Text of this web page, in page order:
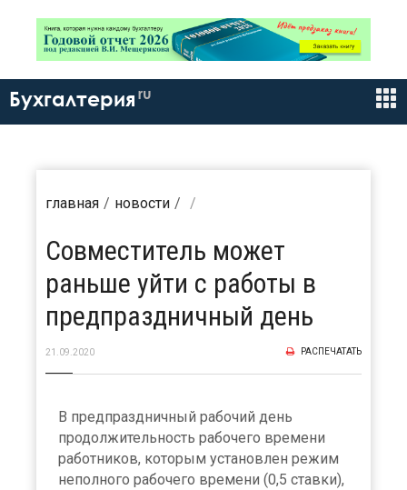
Бухгалтерия ru
главная новости
Совместитель может
раньше уйти с работы в
предпраздничный день
21.09.2020 РАСПЕЧАТАТЬ
В предпраздничный рабочий день
продолжительность рабочего времени
работников, которым установлен режим
неполного рабочего времени (0,5 ставки),